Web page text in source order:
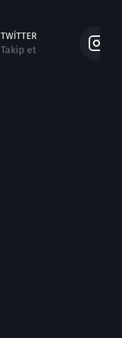
TWITTER
Takip et